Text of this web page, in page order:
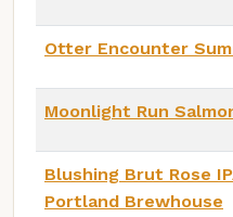
Otter Encounter
Moonlight Run
Blushing Brut Rose
Portland Brewhouse